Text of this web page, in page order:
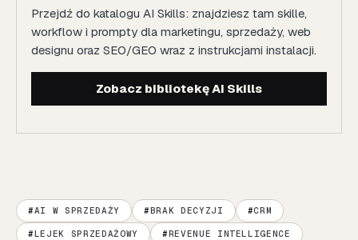
Przejdź do katalogu AI Skills: znajdziesz tam skille,
workflow i prompty dla marketingu, sprzedaży, web
designu oraz SEO/GEO wraz z instrukcjami instalacji.
Zobacz bibliotekę AI Skills
AI W SPRZEDAŻY BRAK DECYZJI CRM
LEJEK SPRZEDAŻOWY REVENUE INTELLIGENCE